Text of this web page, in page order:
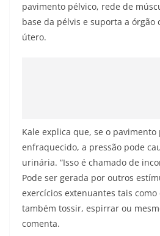
pavimento pélvico, rede de
base da pélvis e suporta a órgão
útero.
Kale explica que, se o
enfraquecido, a pressão pode
urinária. “Isso é chamado de
Pode ser gerada por outros
exercícios extenuantes tais
também tossir, espirrar ou
comenta.